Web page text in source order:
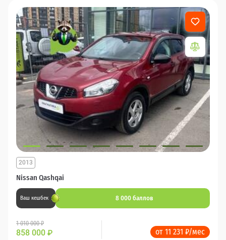
Nissan Qashqai
2013
Ваш кешбек 8 000 баллов
1 010 000 ₽
858 000 ₽ от 11 231 ₽/мес